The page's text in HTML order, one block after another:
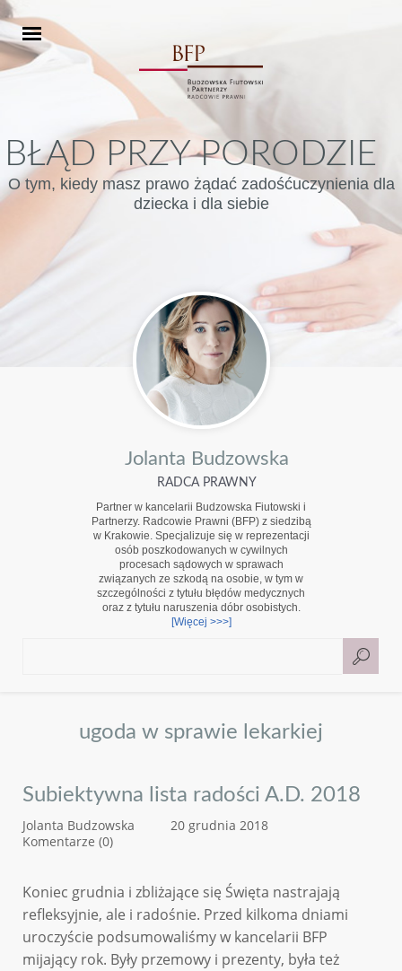
BŁĄD PRZY PORODZIE
O tym, kiedy masz prawo żądać zadośćuczynienia dla
dziecka i dla siebie
Jolanta Budzowska
RADCA PRAWNY
Partner w kancelarii Budzowska Fiutowski i
Partnerzy. Radcowie Prawni (BFP) z siedzibą
w Krakowie. Specjalizuje się w reprezentacji
osób poszkodowanych w cywilnych
procesach sądowych w sprawach
związanych ze szkodą na osobie, w tym w
szczególności z tytułu błędów medycznych
oraz z tytułu naruszenia dóbr osobistych.
[Więcej >>>]
ugoda w sprawie lekarkiej
Subiektywna lista radości A.D. 2018
Jolanta Budzowska
20 grudnia 2018
Komentarze (0)
Koniec grudnia i zbliżające się Święta nastrajają
refleksyjnie, ale i radośnie. Przed kilkoma dniami
uroczyście podsumowaliśmy w kancelarii BFP
mijający rok. Były przemowy i prezenty, była też